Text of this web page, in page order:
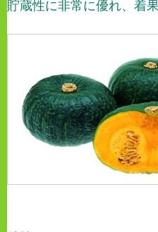
貯蔵性に非常に優れ、着